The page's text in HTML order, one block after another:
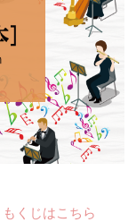
くじはこちら